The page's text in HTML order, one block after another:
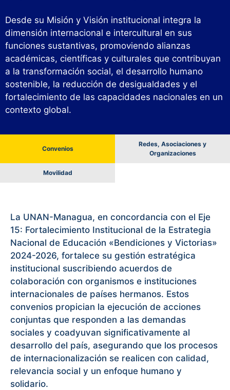
Desde su Misión y Visión institucional integra la
dimensión internacional e intercultural en sus
funciones sustantivas, promoviendo alianzas
académicas, científicas y culturales que contribuyan
a la transformación social, el desarrollo humano
sostenible, la reducción de desigualdades y el
fortalecimiento de las capacidades nacionales en un
contexto global.
Convenios
Redes, Asociaciones y
Organizaciones
Movilidad
La UNAN-Managua, en concordancia con el Eje
15: Fortalecimiento Institucional de la Estrategia
Nacional de Educación «Bendiciones y Victorias»
2024-2026, fortalece su gestión estratégica
institucional suscribiendo acuerdos de
colaboración con organismos e instituciones
internacionales de países hermanos. Estos
convenios propician la ejecución de acciones
conjuntas que responden a las demandas
sociales y coadyuvan significativamente al
desarrollo del país, asegurando que los procesos
de internacionalización se realicen con calidad,
relevancia social y un enfoque humano y
solidario.